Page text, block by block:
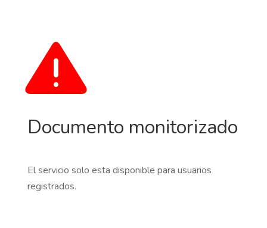
Documento monitorizado
El servicio solo esta disponible para usuarios
registrados.